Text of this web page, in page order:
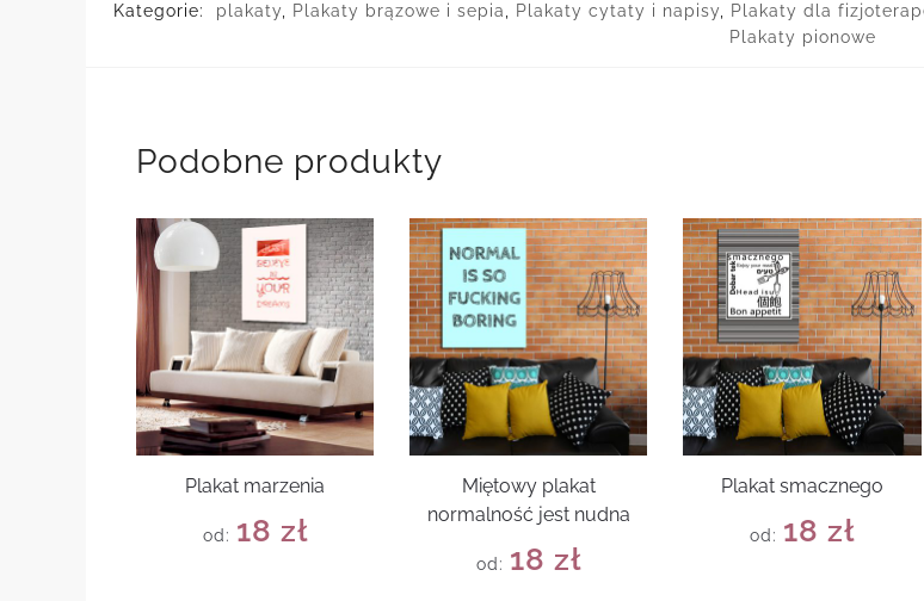
Kategorie:
plakaty, Plakaty brązowe i sepia, Plakaty cytaty i napisy, Plakaty dla
Plakaty pionowe
Podobne produkty
Plakat marzenia
od: 18 zł
Miętowy plakat
normalność jest nudna
od: 18 zł
Plakat smacznego
od: 18 zł